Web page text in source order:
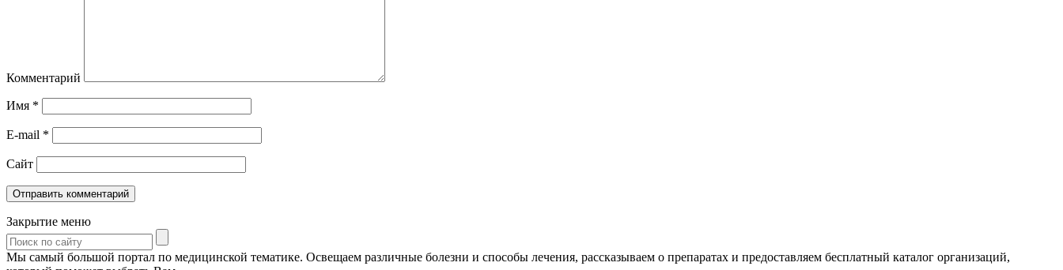
Комментарий
Имя *
E-mail *
Сайт
Закрытие меню
Мы самый большой портал по медицинской тематике. Освещаем различные болезни и способы лечения, рассказываем о препаратах и предоставляем бесплатный каталог организаций,